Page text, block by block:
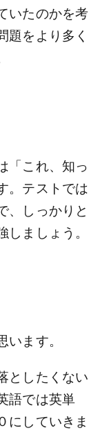
いたのかを考
題をより多く
「これ、知っ
。テストでは
、しっかりと
ましょう。
ます。
としたくない
語では英単
にしていきま